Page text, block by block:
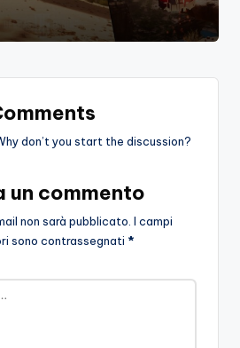
don’t you start the discussion?
un commento
non sarà pubblicato. I campi
sono contrassegnati *